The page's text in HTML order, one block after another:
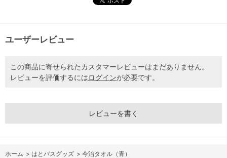
ユーザーレビュー
この商品に寄せられたカスタマーレビューはまだありません。
レビューを評価するにはログインが必要です。
レビューを書く
ホーム > はとバスグッズ > 今治タオル（青）